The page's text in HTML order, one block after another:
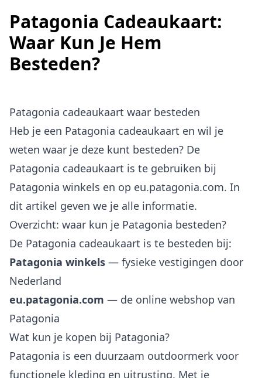
Patagonia Cadeaukaart:
Waar Kun Je Hem
Besteden?
Patagonia cadeaukaart waar besteden
Heb je een Patagonia cadeaukaart en wil je
weten waar je deze kunt besteden? De
Patagonia cadeaukaart is te gebruiken bij
Patagonia winkels en op eu.patagonia.com. In
dit artikel geven we je alle informatie.
Overzicht: waar kun je Patagonia besteden?
De Patagonia cadeaukaart is te besteden bij:
Patagonia winkels — fysieke vestigingen door
Nederland
eu.patagonia.com — de online webshop van
Patagonia
Wat kun je kopen bij Patagonia?
Patagonia is een duurzaam outdoormerk voor
functionele kleding en uitrusting. Met je